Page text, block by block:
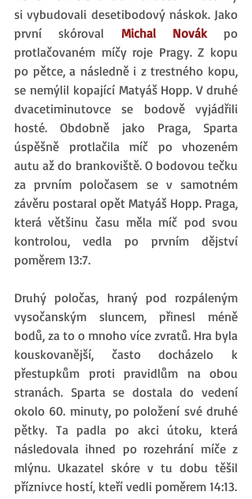
si vybudovali desetibodový náskok. Jako
první skóroval Michal Novák
po
protlačovaném míčy roje Pragy. Z kopu
po pětce, a následně i z trestného kopu,
se nemýlil kopající Matyáš Hopp. V druhé
dvacetiminutovce se bodově vyjádřili
hosté. Obdobně jako Praga, Sparta
úspěšně protlačila míč po vhozeném
autu až do brankoviště. O bodovou tečku
za prvním poločasem se v samotném
závěru postaral opět Matyáš Hopp. Praga,
která většinu času měla míč pod svou
kontrolou, vedla po prvním dějství
poměrem 13:7.
Druhý poločas, hraný pod rozpáleným
vysočanským sluncem, přinesl méně
bodů, za to o mnoho více zvratů. Hra byla
kouskovanější, často docházelo k
přestupkům proti pravidlům na obou
stranách. Sparta se dostala do vedení
okolo 60. minuty, po položení své druhé
pětky. Ta padla po akci útoku, která
následovala ihned po rozehrání míče z
mlýnu. Ukazatel skóre v tu dobu těšil